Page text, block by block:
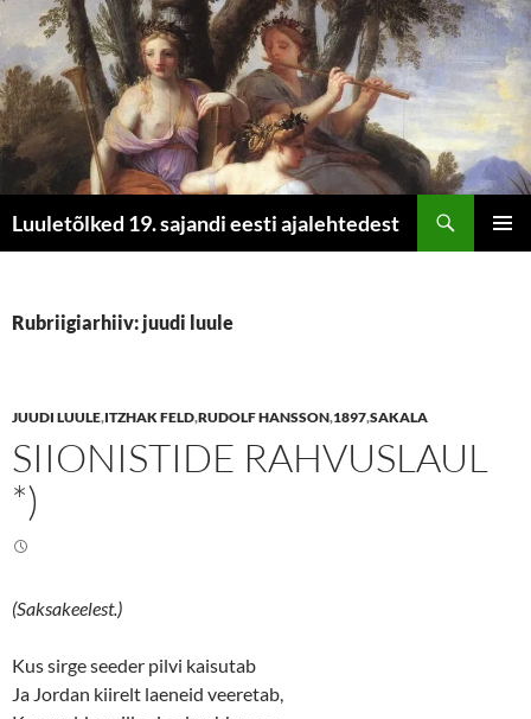
Luuletõlked 19. sajandi eesti ajalehtedest
Rubriigiarhiiv: juudi luule
JUUDI LUULE,ITZHAK FELD,RUDOLF HANSSON,1897,SAKALA
SIIONISTIDE RAHVUSLAUL
*)
(Saksakeelest.)
Kus sirge seeder pilvi kaisutab
Ja Jordan kiirelt laeneid veeretab,